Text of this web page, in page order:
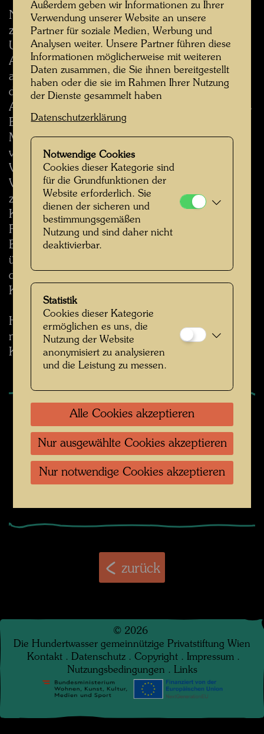
Nach Hundertwasser muss die Kleidung jedoch
zwei Aufgaben erfüllen: Sie muss die
Unterschiede zwischen den Menschen zum
Ausdruck bringen, und sie muss dem Körper
angenehm sein. In der Mode werden dagegen
die Unterschiede in Stand, Leistung und
Ausdruck zugedeckt, die Uniform beherrscht das
Bild, jeder geht in der Masse gleichgekleideter
Menschen unter, er kann darin sogar bei Bedarf
verschwinden; keiner braucht mehr
Verantwortung zu zeigen, keiner kann mehr zur
Verantwortung gezogen werden. Außerdem
zwängt die von außen zugewiesene Mode die
Körper und die Sinne der Menschen ein. Die
Formen und Farben sind fernab der wirklichen
Bedürfnisse entworfen und werden allen
übergezogen. Hundertwasser äußert sich in
dieser Schrift selber als ein verantwortungsvoller
Künstler.
Hier erweist sich, für jeden Menschen
nachvollziehbar, der unmittelbare Bezug seiner
Kunst zum Leben.
Publiziert in:
Schurian, Walter (Hg.): Hundertwasser – Schöne
Wege, Gedanken über Kunst und Leben. München:
Langen Müller Verlag 2004, S. 308
zurück
© 2026
Die Hundertwasser gemeinnützige Privatstiftung Wien
Kontakt . Datenschutz . Copyright . Impressum .
Nutzungsbedingungen . Links
Außerdem geben wir Informationen zu Ihrer
Verwendung unserer Website an unsere
Partner für soziale Medien, Werbung und
Analysen weiter. Unsere Partner führen diese
Informationen möglicherweise mit weiteren
Daten zusammen, die Sie ihnen bereitgestellt
haben oder die sie im Rahmen Ihrer Nutzung
der Dienste gesammelt haben
Datenschutzerklärung
Notwendige Cookies
Cookies dieser Kategorie sind
für die Grundfunktionen der
Website erforderlich. Sie
dienen der sicheren und
bestimmungsgemäßen
Nutzung und sind daher nicht
deaktivierbar.
Statistik
Cookies dieser Kategorie
ermöglichen es uns, die
Nutzung der Website
anonymisiert zu analysieren
und die Leistung zu messen.
Alle Cookies akzeptieren
Nur ausgewählte Cookies akzeptieren
Nur notwendige Cookies akzeptieren